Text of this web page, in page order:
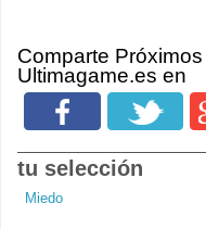
Comparte
Ultimagame.es en
tu selección
Miedo